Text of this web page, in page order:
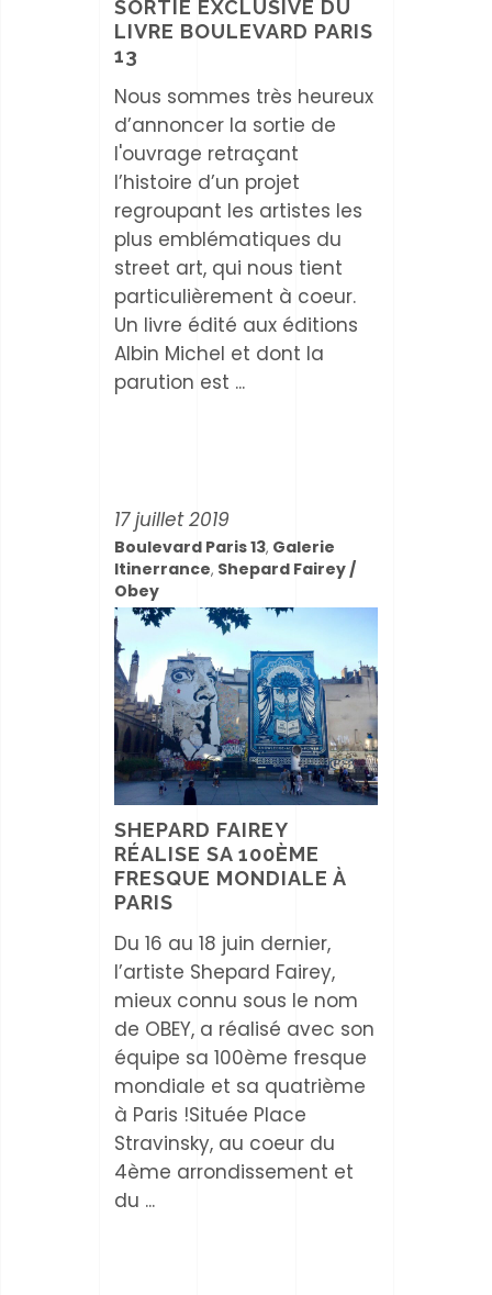
SORTIE EXCLUSIVE DU
LIVRE BOULEVARD PARIS
13
Nous sommes très heureux
d’annoncer la sortie de
l'ouvrage retraçant
l’histoire d’un projet
regroupant les artistes les
plus emblématiques du
street art, qui nous tient
particulièrement à coeur.
Un livre édité aux éditions
Albin Michel et dont la
parution est
17 juillet 2019
Boulevard Paris 13, Galerie
Itinerrance, Shepard Fairey /
Obey
SHEPARD FAIREY
RÉALISE SA 100ÈME
FRESQUE MONDIALE À
PARIS
Du 16 au 18 juin dernier,
l’artiste Shepard Fairey,
mieux connu sous le nom
de OBEY, a réalisé avec son
équipe sa 100ème fresque
mondiale et sa quatrième
à Paris !Située Place
Stravinsky, au coeur du
4ème arrondissement et
du